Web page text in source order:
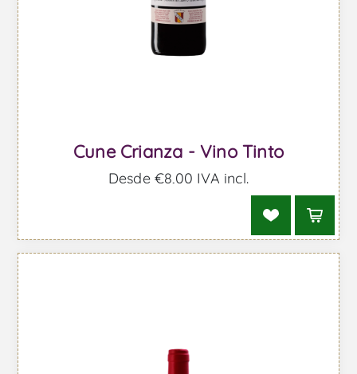
Cune Crianza - Vino Tinto
Desde €8,00 IVA incl.